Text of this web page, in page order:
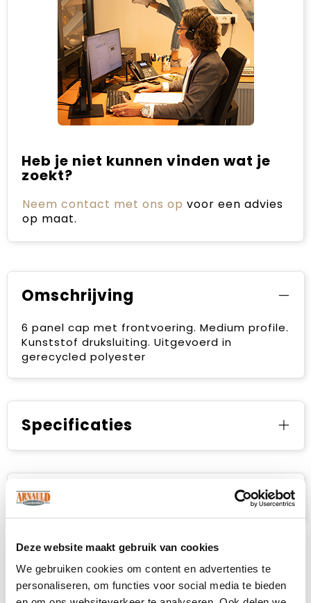
Deze website maakt gebruik van cookies
We gebruiken cookies om content en advertenties te
personaliseren, om functies voor social media te bieden
Heb je niet kunnen vinden wat je
zoekt?
Neem contact met ons op voor een advies
op maat.
Omschrijving
6 panel cap met frontvoering. Medium profile.
Kunststof druksluiting. Uitgevoerd in
gerecycled polyester
Specificaties
Prijsspecificaties